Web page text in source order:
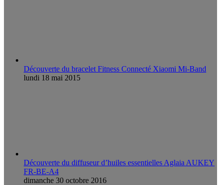
Découverte du bracelet Fitness Connecté Xiaomi Mi-Band
lundi 18 mai 2015
Découverte du diffuseur d’huiles essentielles Aglaia AUKEY
FR-BE-A4
dimanche 30 octobre 2016